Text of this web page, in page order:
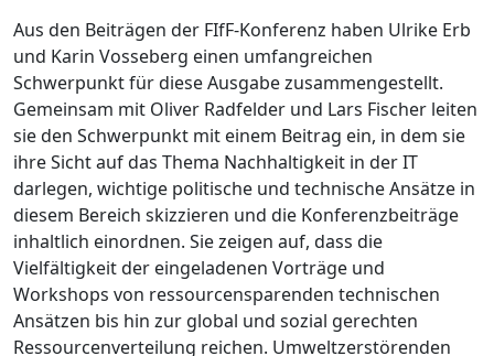
Aus den Beiträgen der FIfF-Konferenz haben Ulrike Erb
und Karin Vosseberg einen umfangreichen
Schwerpunkt für diese Ausgabe zusammengestellt.
Gemeinsam mit Oliver Radfelder und Lars Fischer leiten
sie den Schwerpunkt mit einem Beitrag ein, in dem sie
ihre Sicht auf das Thema Nachhaltigkeit in der IT
darlegen, wichtige politische und technische Ansätze in
diesem Bereich skizzieren und die Konferenzbeiträge
inhaltlich einordnen. Sie zeigen auf, dass die
Vielfältigkeit der eingeladenen Vorträge und
Workshops von ressourcensparenden technischen
Ansätzen bis hin zur global und sozial gerechten
Ressourcenverteilung reichen. Umweltzerstörenden